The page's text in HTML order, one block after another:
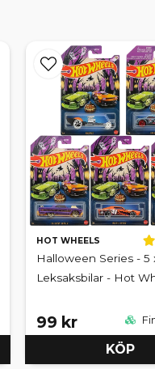
HOT WHEELS
Halloween Series - 5
Leksaksbilar - Hot
99 kr
KÖP